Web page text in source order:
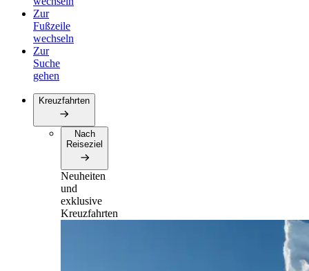
Zur
Fußzeile
wechseln
Zur
Suche
gehen
Kreuzfahrten
Nach
Reiseziel
Neuheiten
und
exklusive
Kreuzfahrten